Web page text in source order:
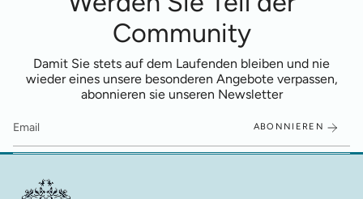
Community
Damit Sie stets auf dem Laufenden bleiben und nie
wieder eines unsere besonderen Angebote verpassen,
abonnieren sie unseren Newsletter
ABONNIEREN